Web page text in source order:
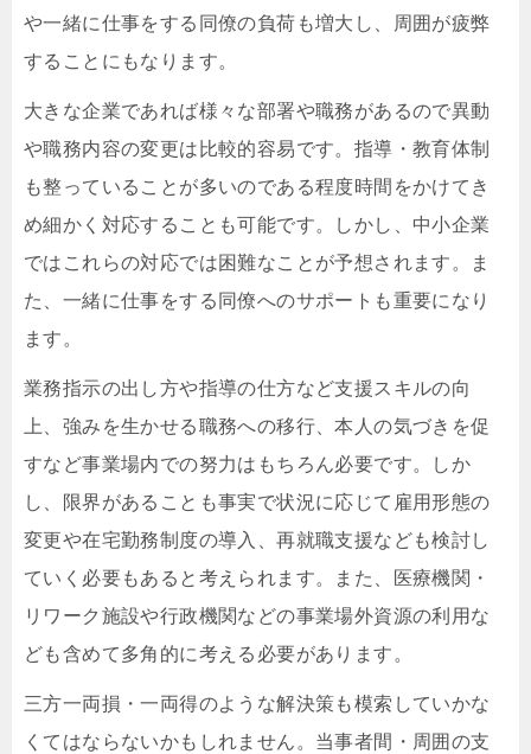
や一緒に仕事をする同僚の負荷も増大し、周囲が疲弊
することにもなります。
大きな企業であれば様々な部署や職務があるので異動
や職務内容の変更は比較的容易です。指導・教育体制
も整っていることが多いのである程度時間をかけてき
め細かく対応することも可能です。しかし、中小企業
ではこれらの対応では困難なことが予想されます。ま
た、一緒に仕事をする同僚へのサポートも重要になり
ます。
業務指示の出し方や指導の仕方など支援スキルの向
上、強みを生かせる職務への移行、本人の気づきを促
すなど事業場内での努力はもちろん必要です。しか
し、限界があることも事実で状況に応じて雇用形態の
変更や在宅勤務制度の導入、再就職支援なども検討し
ていく必要もあると考えられます。また、医療機関・
リワーク施設や行政機関などの事業場外資源の利用な
ども含めて多角的に考える必要があります。
三方一両損・一両得のような解決策も模索していかな
くてはならないかもしれません。当事者間・周囲の支